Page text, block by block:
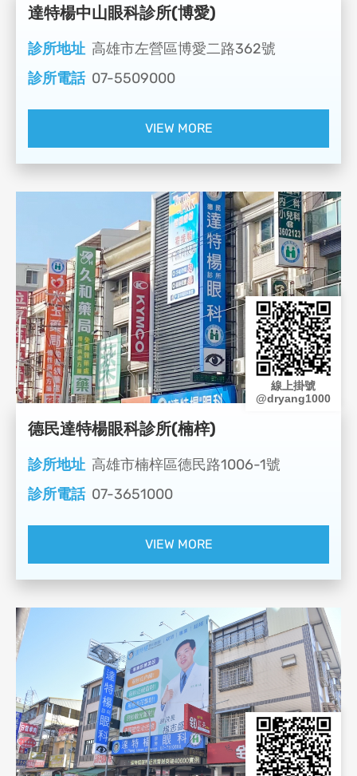
達特楊中山眼科診所(博愛)
診所地址 高雄市左營區博愛二路362號
診所電話 07-5509000
VIEW MORE
德民達特楊眼科診所(楠梓)
診所地址 高雄市楠梓區德民路1006-1號
診所電話 07-3651000
VIEW MORE
線上掛號
@dryang1000